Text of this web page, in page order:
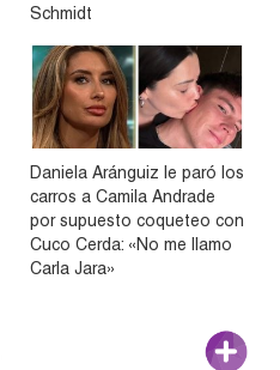
Schmidt
Daniela Aránguiz le paró los
carros a Camila Andrade
por supuesto coqueteo con
Cuco Cerda: «No me llamo
Carla Jara»